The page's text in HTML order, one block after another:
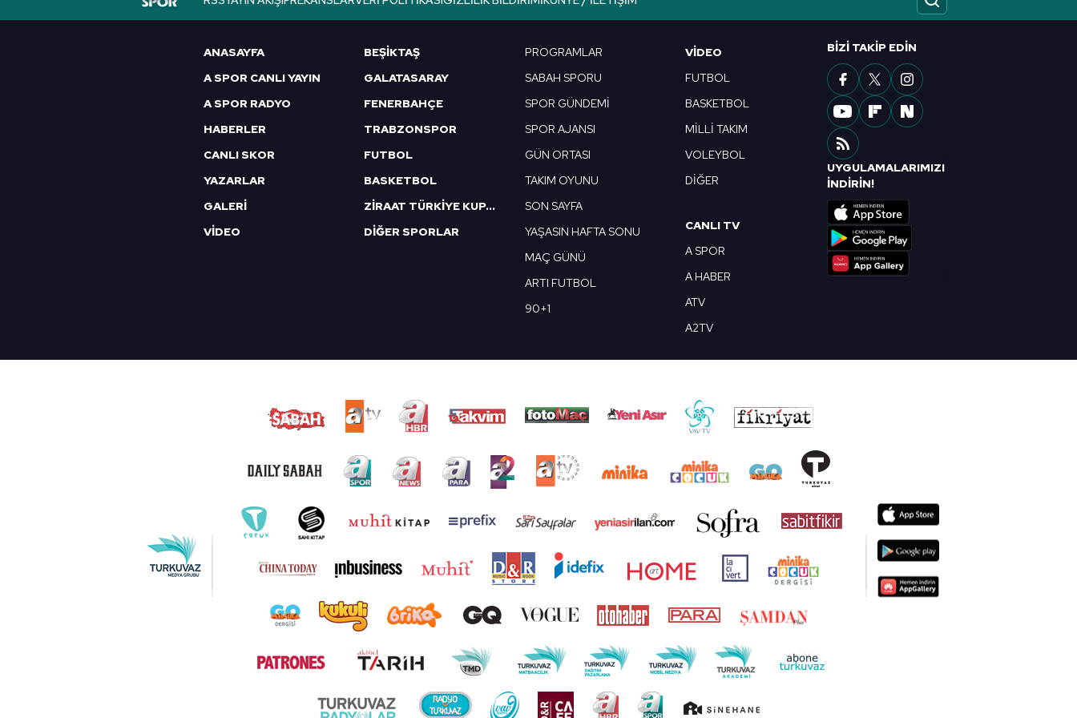
6698 sayılı Kişisel Verilerin Korunması Kanunu uyarınca hazırlanmış Aydınlatma Metnimizi okumak ve sitemizde ilgili
mevzuata uygun olarak kullanılan çerezlerle ilgili bilgi almak için lütfen
ANASAYFA
A SPOR CANLI YAYIN
A SPOR RADYO
HABERLER
CANLI SKOR
YAZARLAR
GALERİ
VİDEO
BEŞİKTAŞ
GALATASARAY
FENERBAHÇE
TRABZONSPOR
FUTBOL
BASKETBOL
ZİRAAT TÜRKİYE KUPASI
DİĞER SPORLAR
PROGRAMLAR
SABAH SPORU
SPOR GÜNDEMİ
SPOR AJANSI
GÜN ORTASI
TAKIM OYUNU
SON SAYFA
YAŞASIN HAFTA SONU
MAÇ GÜNÜ
ARTI FUTBOL
90+1
VIDEO
FUTBOL
BASKETBOL
MİLLİ TAKIM
VOLEYBOL
DİĞER
CANLI TV
A SPOR
A HABER
ATV
A2TV
BIZI TAKIP EDIN
UYGULAMALARIMIZI
İNDİRİN!